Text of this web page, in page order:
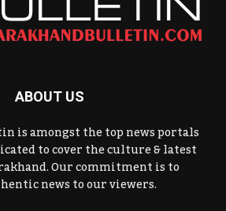
ABOUT US
is amongst the top news portals
to cover the culture & latest
Our commitment is to
news to our viewers.